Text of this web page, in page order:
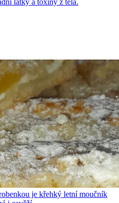
látky a toxiny z těla.
je křehký letní moučník